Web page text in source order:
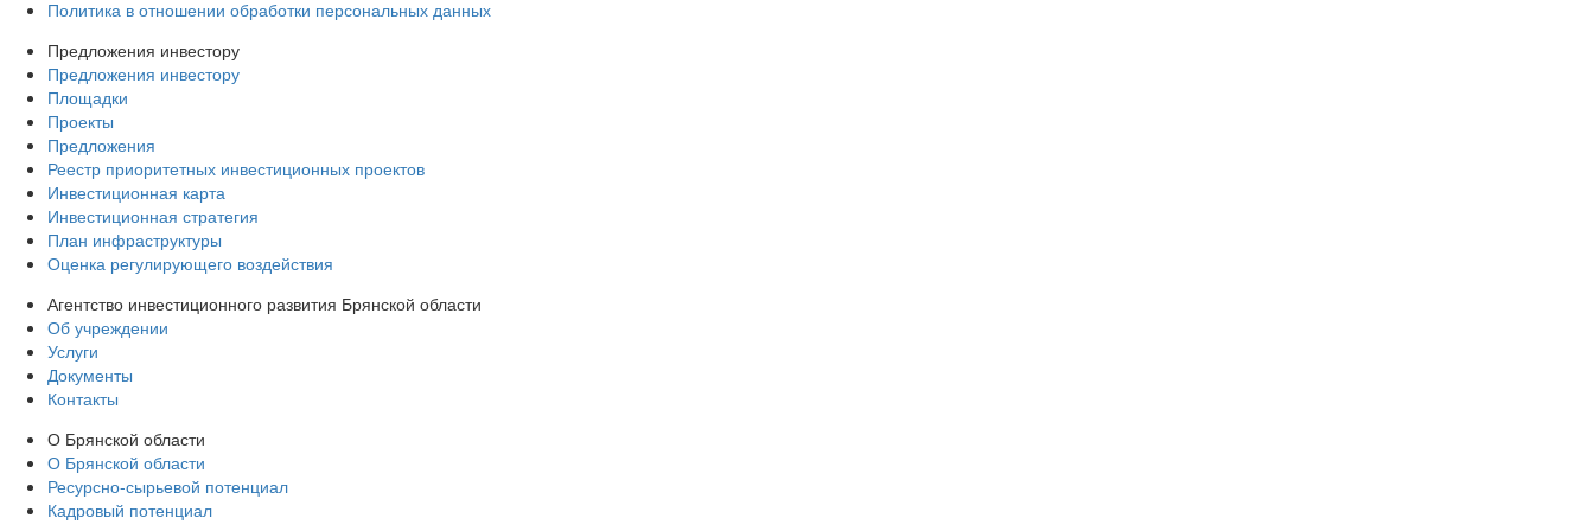
Политика в отношении обработки персональных данных
Предложения инвестору
Предложения инвестору
Площадки
Проекты
Предложения
Реестр приоритетных инвестиционных проектов
Инвестиционная карта
Инвестиционная стратегия
План инфраструктуры
Оценка регулирующего воздействия
Агентство инвестиционного развития Брянской области
Об учреждении
Услуги
Документы
Контакты
О Брянской области
О Брянской области
Ресурсно-сырьевой потенциал
Кадровый потенциал